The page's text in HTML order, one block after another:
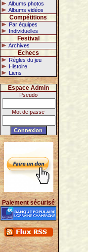
Albums photos
Albums vidéos
Compétitions
Par équipes
Individuelles
Festival
Archives
Echecs
Règles du jeu
Histoire
Liens
Espace Admin
Pseudo
Mot de passe
Paiement sécurisé